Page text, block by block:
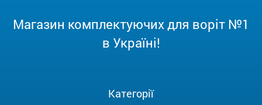
Магазин комплектуючих для воріт №1
в Україні!
Категорії